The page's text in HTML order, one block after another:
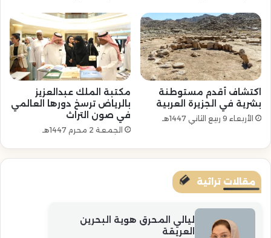
اكتشاف أقدم مستوطنة
بشرية في الجزيرة العربية
الأربعاء 9 ربيع الثاني 1447هـ
مكتبة الملك عبدالعزيز
بالرياض ترسخ دورها العالمي
في صون التراث
الجمعة 2 محرم 1447هـ
مقالات تراثية
ليالي المحرق هوية البحرين
العريقة